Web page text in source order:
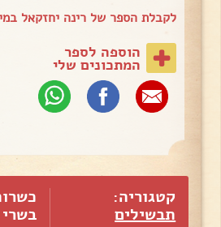
לקבלת הספר של רינה יחזקאל
הוספה לספר
המתכונים שלי
קטגוריה:
תבשילים
בשרי